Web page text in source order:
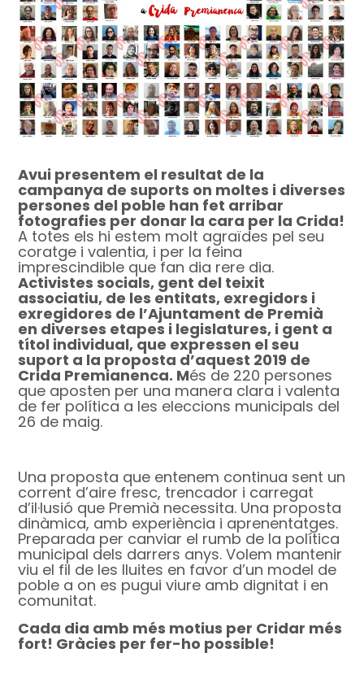
Avui presentem el resultat de la
campanya de suports on moltes i diverses
persones del poble han fet arribar
fotografies per donar la cara per la Crida!
A totes els hi estem molt agraïdes pel seu
coratge i valentia, i per la feina
imprescindible que fan dia rere dia.
Activistes socials, gent del teixit
associatiu, de les entitats, exregidors i
exregidores de l’Ajuntament de Premià
en diverses etapes i legislatures, i gent a
títol individual, que expressen el seu
suport a la proposta d’aquest 2019 de
Crida Premianenca. Més de 220 persones
que aposten per una manera clara i valenta
de fer política a les eleccions municipals del
26 de maig.
Una proposta que entenem continua sent un
corrent d’aire fresc, trencador i carregat
d’il·lusió que Premià necessita. Una proposta
dinàmica, amb experiència i aprenentatges.
Preparada per canviar el rumb de la política
municipal dels darrers anys. Volem mantenir
viu el fil de les lluites en favor d’un model de
poble a on es pugui viure amb dignitat i en
comunitat.
Cada dia amb més motius per Cridar més
fort! Gràcies per fer-ho possible!